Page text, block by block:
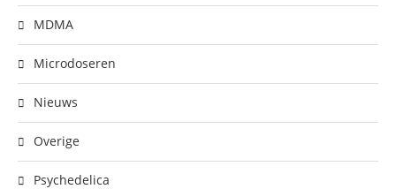
MDMA
Microdoseren
Nieuws
Overige
Psychedelica